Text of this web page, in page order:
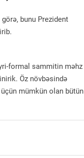
bunu Prezident
formal sammitin məhz
Öz növbəsində
mümkün olan bütün